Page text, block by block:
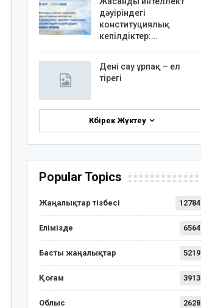
дәуіріндегі
конституциялық
кепілдіктер:…
Дені сау ұрпақ – ел
тірегі
Көбірек Жүктеу
Popular Topics
Жаңалықтар тізбесі 12784
Елімізде 6564
Басты жаңалықтар 5219
Қоғам 3913
Облыс 2628